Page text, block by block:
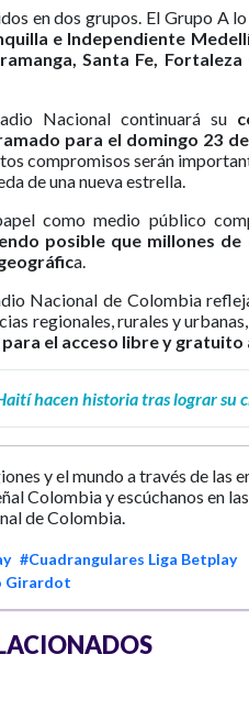
en dos grupos. El Grupo A
e Independiente
Santa Fe, Fortaleza
Nacional continuará su
para el domingo 23
compromisos serán
de una nueva estrella.
como medio público
posible que millones de
a.
Nacional de Colombia
regionales, rurales y
el acceso libre y
hacen historia tras lograr su
y el mundo a través de las
Colombia y escúchanos en
de Colombia.
#Cuadrangulares Liga Betplay
Girardot